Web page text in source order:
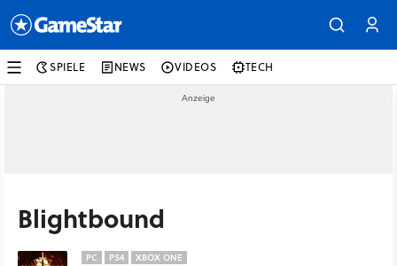
SPIELE NEWS VIDEOS TECH
Blightbound
PC PS4 XBOX ONE